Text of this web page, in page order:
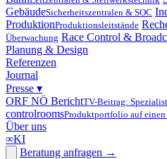
GebäudeSicherheitszentralen & SOC
ProduktionProduktionsleitstände
Überwachung Race Control &
Planung & Design
Referenzen
Journal
Presse ▾
ORF NÖ BerichtTV-Beitrag:
controlroomsProduktportfolio auf
Über uns
∞KI
Beratung anfragen →